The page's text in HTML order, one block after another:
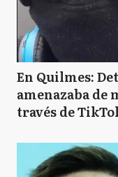
En Quilmes:
amenazaba de
través de